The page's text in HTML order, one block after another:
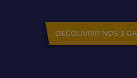
DÉCOUVRIR NOS 3